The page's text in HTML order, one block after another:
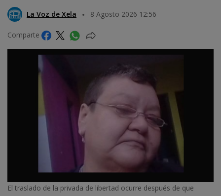
La Voz de Xela 8 Agosto 2026 12:56
Comparte
El traslado de la privada de libertad ocurre después de que